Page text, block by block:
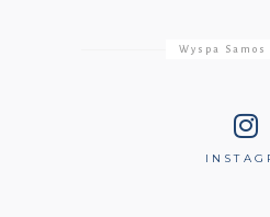
Wyspa Samos